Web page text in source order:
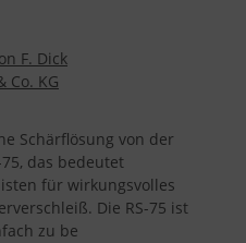
F. Dick
Co. KG
Schärflösung von der
das bedeutet
für wirkungsvolles
Die RS-75 ist
zu be